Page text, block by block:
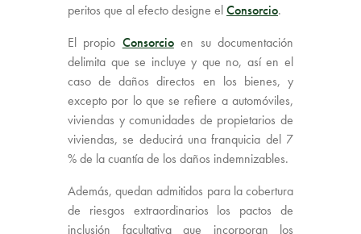
peritos que al efecto designe elConsorcio.
El propio Consorcioen su documentación
delimita que se incluye y que no, así en el
caso de daños directos en los bienes, y
excepto por lo que se refiere a automóviles,
viviendas y comunidades de propietarios de
viviendas, se deducirá una franquicia del 7
% de la cuantía de los daños indemnizables.
Además, quedan admitidos para la cobertura
de riesgos extraordinarios los pactos de
inclusión facultativa que incorporan los